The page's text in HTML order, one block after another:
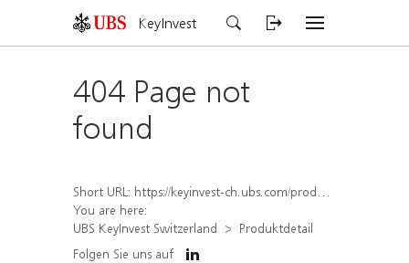
KeyInvest
404 Page not
found
Short URL: https://keyinvest-ch.ubs.com/produkt/detail/index/isin/CH1572307168
You are here:
UBS KeyInvest Switzerland
Produktdetail
Folgen Sie uns auf